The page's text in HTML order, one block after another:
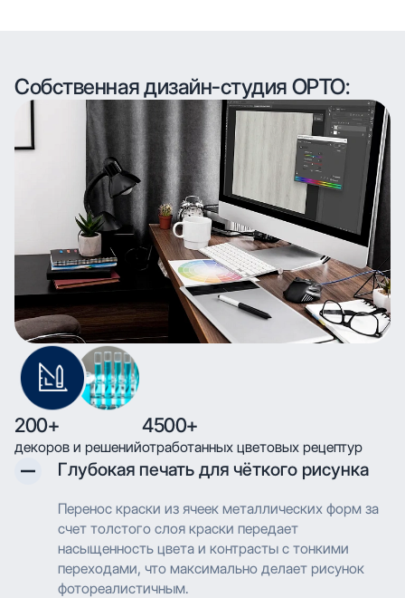
Собственная дизайн-студия ОРТО:
200+
декоров и решений
4500+
отработанных цветовых рецептур
Глубокая печать для чёткого рисунка
Перенос краски из ячеек металлических форм за
счет толстого слоя краски передает
насыщенность цвета и контрасты с тонкими
переходами, что максимально делает рисунок
фотореалистичным.